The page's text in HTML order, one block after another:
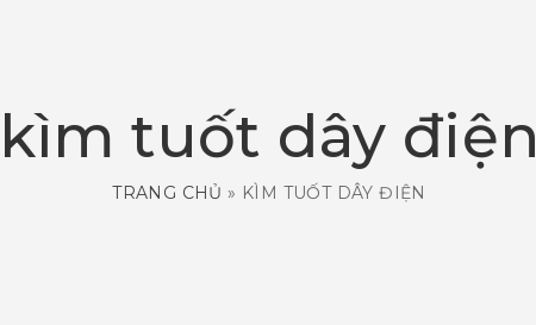
kìm tuốt dây
TRANG CHỦ » KÌM TUỐT DÂY ĐIỆN